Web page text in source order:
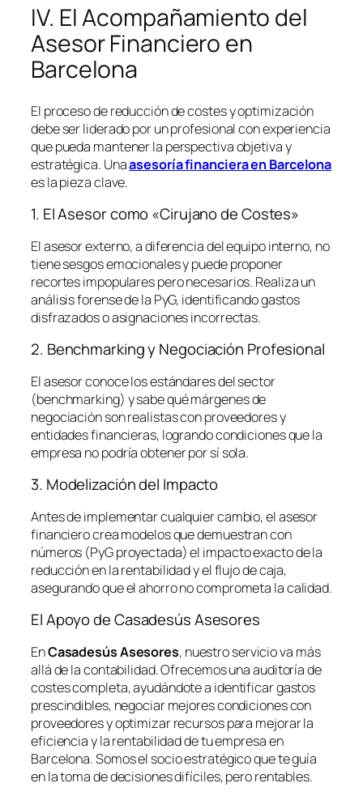
IV. El Acompañamiento del
Asesor Financiero en
Barcelona
El proceso de reducción de costes y optimización
debe ser liderado por un profesional con experiencia
que pueda mantener la perspectiva objetiva y
estratégica. Unaasesoría financiera en Barcelona
es la pieza clave.
1. El Asesor como «Cirujano de Costes»
El asesor externo, a diferencia del equipo interno, no
tiene sesgos emocionales y puede proponer
recortes impopulares pero necesarios. Realiza un
análisis forense de la PyG, identificando gastos
disfrazados o asignaciones incorrectas.
2. Benchmarking y Negociación Profesional
El asesor conoce los estándares del sector
(benchmarking) y sabe qué márgenes de
negociación son realistas con proveedores y
entidades financieras, logrando condiciones que la
empresa no podría obtener por sí sola.
3. Modelización del Impacto
Antes de implementar cualquier cambio, el asesor
financiero crea modelos que demuestran con
números (PyG proyectada) el impacto exacto de la
reducción en la rentabilidad y el flujo de caja,
asegurando que el ahorro no comprometa la calidad.
El Apoyo de Casadesús Asesores
EnCasadesús Asesores, nuestro servicio va más
allá de la contabilidad. Ofrecemos una auditoría de
costes completa, ayudándote a identificar gastos
prescindibles, negociar mejores condiciones con
proveedores y optimizar recursos para mejorar la
eficiencia y la rentabilidad de tu empresa en
Barcelona. Somos el socio estratégico que te guía
en la toma de decisiones difíciles, pero rentables.